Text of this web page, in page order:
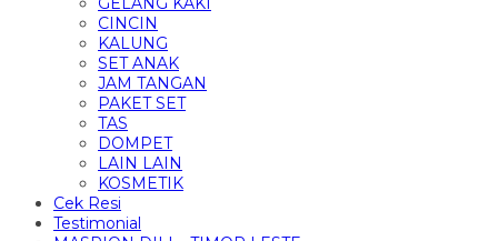
CINCIN
KALUNG
SET ANAK
JAM TANGAN
PAKET SET
TAS
DOMPET
LAIN LAIN
KOSMETIK
Cek Resi
Testimonial